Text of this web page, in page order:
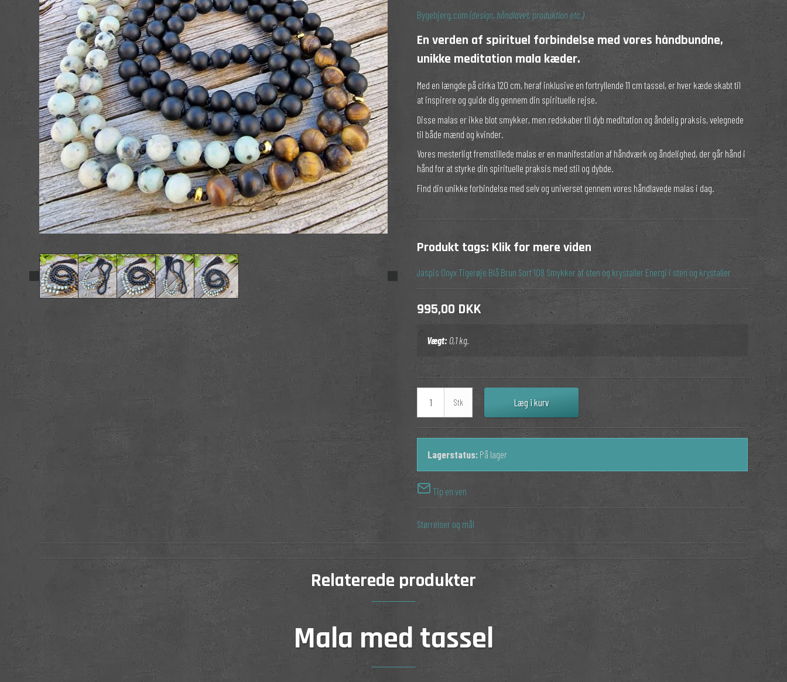
Æsker
Postkort og kuverter
Figurer
Nøgleringe
Silke til håret Projekttaske
Bygebjerg.com (design, håndlavet, produktion etc.)
En verden af spirituel forbindelse med vores håndbundne,
unikke meditation mala kæder.
Med en længde på cirka 120 cm, heraf inklusive en fortryllende 11 cm tassel, er hver kæde skabt til
at inspirere og guide dig gennem din spirituelle rejse.
Disse malas er ikke blot smykker, men redskaber til dyb meditation og åndelig praksis, velegnede
til både mænd og kvinder.
Vores mesterligt fremstillede malas er en manifestation af håndværk og åndelighed, der går hånd i
hånd for at styrke din spirituelle praksis med stil og dybde.
Find din unikke forbindelse med selv og universet gennem vores håndlavede malas i dag.
Produkt tags: Klik for mere viden
Jaspis Onyx Tigerøje Blå Brun Sort108 Smykker af sten og krystaller Energi i sten og krystaller
995,00 DKK
Vægt: 0,1 kg.
Stk Læg i kurv
Lagerstatus: På lager
Tip en ven
Størrelser og mål
Relaterede produkter
Mala med tassel